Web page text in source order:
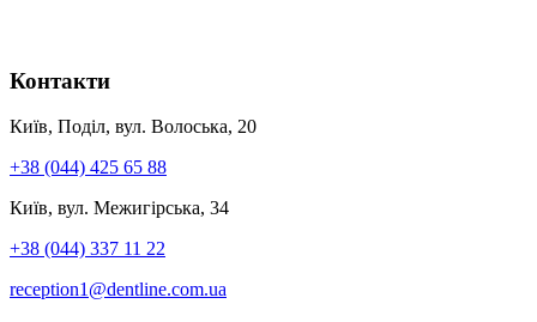
Контакти
Київ, Поділ, вул. Волоська, 20
+38 (044) 425 65 88
Київ, вул. Межигірська, 34
+38 (044) 337 11 22
reception1@dentline.com.ua